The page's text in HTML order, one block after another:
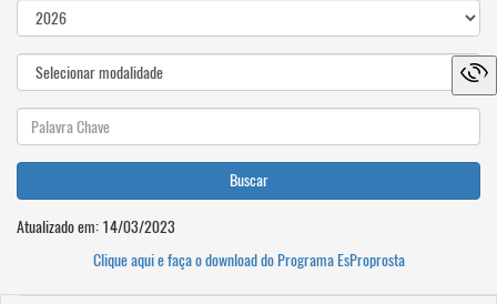
Buscar
Atualizado em: 14/03/2023
Clique aqui e faça o download do Programa EsProprosta